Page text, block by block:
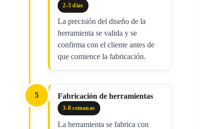
2-3 días
La precisión del diseño de la
herramienta se valida y se
confirma con el cliente antes de
que comience la fabricación.
5 Fabricación de herramientas
3-8 semanas
La herramienta se fabrica con